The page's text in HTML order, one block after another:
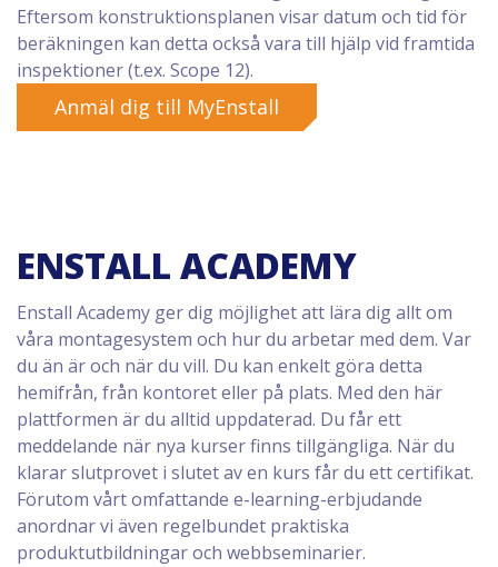
Eftersom konstruktionsplanen visar datum och tid för
beräkningen kan detta också vara till hjälp vid framtida
inspektioner (t.ex. Scope 12).
Anmäl dig till MyEnstall
ENSTALL ACADEMY
Enstall Academy ger dig möjlighet att lära dig allt om
våra montagesystem och hur du arbetar med dem. Var
du än är och när du vill. Du kan enkelt göra detta
hemifrån, från kontoret eller på plats. Med den här
plattformen är du alltid uppdaterad. Du får ett
meddelande när nya kurser finns tillgängliga. När du
klarar slutprovet i slutet av en kurs får du ett certifikat.
Förutom vårt omfattande e-learning-erbjudande
anordnar vi även regelbundet praktiska
produktutbildningar och webbseminarier.